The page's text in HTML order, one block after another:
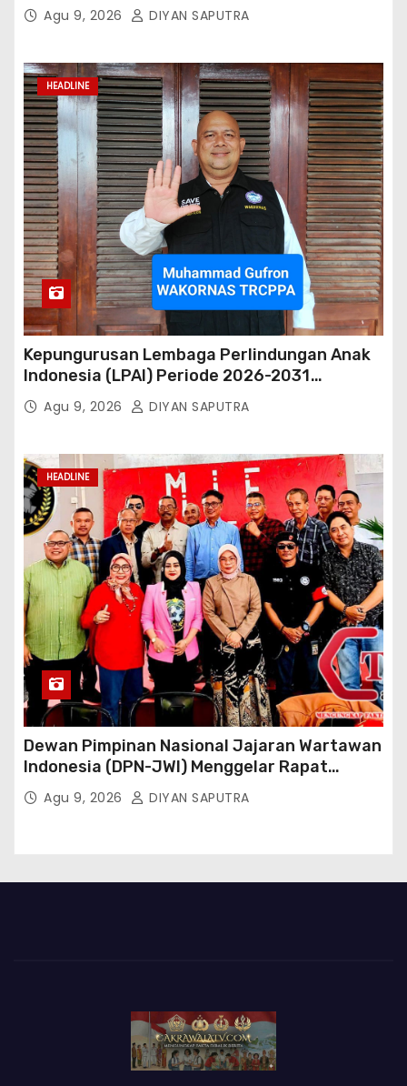
Hutang
Agu 9, 2026 DIYAN SAPUTRA
HEADLINE
Kepungurusan Lembaga Perlindungan Anak
Indonesia (LPAI) Periode 2026-2031
Terbentuk, Wakil Kordinator Nasional Tim
Reaksi Cepat Perlindungan Perempuan Anak
Mengapresiasi Dan Beri Selamat
Agu 9, 2026 DIYAN SAPUTRA
HEADLINE
Dewan Pimpinan Nasional Jajaran Wartawan
Indonesia (DPN-JWI) Menggelar Rapat
Konsolidasi Dan Restrukturisasi Di Jakarta
Agu 9, 2026 DIYAN SAPUTRA